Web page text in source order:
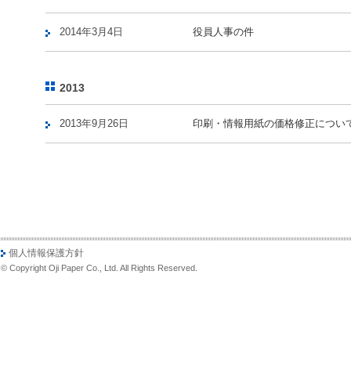
2014年3月4日 役員人事の件
2013
2013年9月26日 印刷・情報用紙の価格修正につい
個人情報保護方針
© Copyright Oji Paper Co., Ltd. All Rights Reserved.